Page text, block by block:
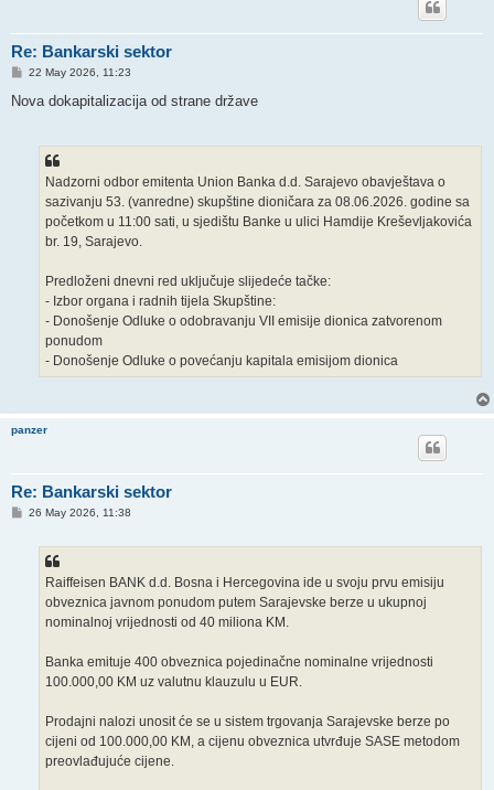
Re: Bankarski sektor
P
s
22 May 2026, 11:23
Nova dokapitalizacija od strane države
Nadzorni odbor emitenta Union Banka d.d. Sarajevo obavještava o
sazivanju 53. (vanredne) skupštine dioničara za 08.06.2026. godine sa
početkom u 11:00 sati, u sjedištu Banke u ulici Hamdije Kreševljakovića
br. 19, Sarajevo.
Predloženi dnevni red uključuje slijedeće tačke:
- Izbor organa i radnih tijela Skupštine:
- Donošenje Odluke o odobravanju VII emisije dionica zatvorenom
ponudom
- Donošenje Odluke o povećanju kapitala emisijom dionica
panzer
Re: Bankarski sektor
P26 May 2026, 11:38
Raiffeisen BANK d.d. Bosna i Hercegovina ide u svoju prvu emisiju
obveznica javnom ponudom putem Sarajevske berze u ukupnoj
nominalnoj vrijednosti od 40 miliona KM.
Banka emituje 400 obveznica pojedinačne nominalne vrijednosti
100.000,00 KM uz valutnu klauzulu u EUR.
Prodajni nalozi unosit će se u sistem trgovanja Sarajevske berze po
cijeni od 100.000,00 KM, a cijenu obveznica utvrđuje SASE metodom
preovlađujuće cijene.